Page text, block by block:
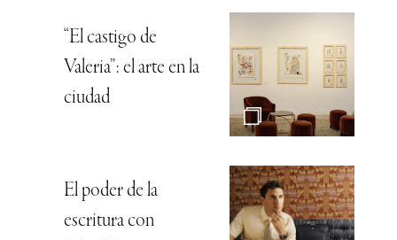
“El castigo de
Valeria”: el arte en la
ciudad
El poder de la
escritura con